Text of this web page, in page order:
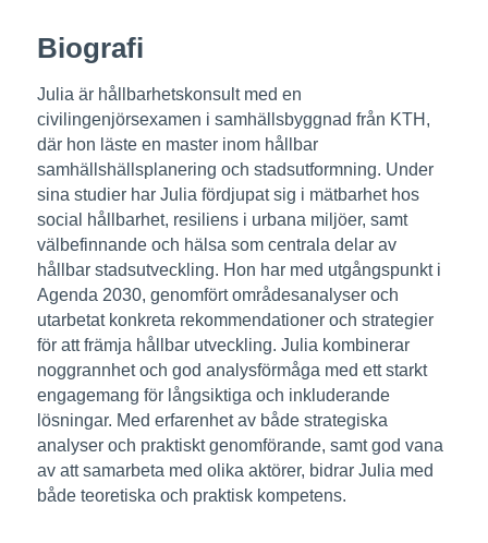
Biografi
Julia är hållbarhetskonsult med en
civilingenjörsexamen i samhällsbyggnad från KTH,
där hon läste en master inom hållbar
samhällshällsplanering och stadsutformning. Under
sina studier har Julia fördjupat sig i mätbarhet hos
social hållbarhet, resiliens i urbana miljöer, samt
välbefinnande och hälsa som centrala delar av
hållbar stadsutveckling. Hon har med utgångspunkt i
Agenda 2030, genomfört områdesanalyser och
utarbetat konkreta rekommendationer och strategier
för att främja hållbar utveckling. Julia kombinerar
noggrannhet och god analysförmåga med ett starkt
engagemang för långsiktiga och inkluderande
lösningar. Med erfarenhet av både strategiska
analyser och praktiskt genomförande, samt god vana
av att samarbeta med olika aktörer, bidrar Julia med
både teoretiska och praktisk kompetens.